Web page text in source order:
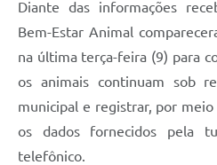
Diante das informações
Bem-Estar Animal
na última terça-feira (9) para
os animais continuam sob
municipal e registrar, por
os dados fornecidos pela
telefônico.